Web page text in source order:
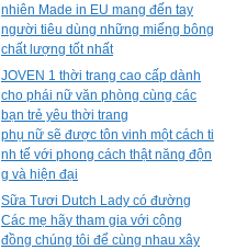
nhiên Made in EU mang đến tay
người tiêu dùng những miếng bông
chất lượng tốt nhất
JOVEN 1 thời trang cao cấp dành
cho phái nữ văn phòng cùng các
bạn trẻ yêu thời trang
phụ nữ sẽ được tôn vinh một cách ti
nh tế với phong cách thật năng độn
g và hiện đại
Sữa Tươi Dutch Lady có đường
Các mẹ hãy tham gia với cộng
đồng chúng tôi để cùng nhau xây